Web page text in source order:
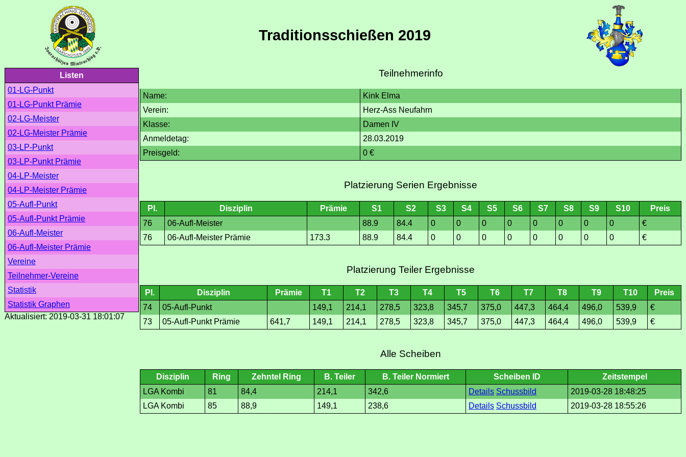
Traditionsschießen 2019
Listen
01-LG-Punkt
01-LG-Punkt Prämie
02-LG-Meister
02-LG-Meister Prämie
03-LP-Punkt
03-LP-Punkt Prämie
04-LP-Meister
04-LP-Meister Prämie
05-Aufl-Punkt
05-Aufl-Punkt Prämie
06-Aufl-Meister
06-Aufl-Meister Prämie
Vereine
Teilnehmer-Vereine
Statistik
Statistik Graphen
Aktualisiert: 2019-03-31 18:01:07
Teilnehmerinfo
Name:
Kink Elma
Verein:
Herz-Ass Neufahrn
Klasse:
Damen IV
Anmeldetag:
28.03.2019
Preisgeld:
0 €
Platzierung Serien Ergebnisse
Pl. Disziplin Prämie S1 S2 S3 S4 S5 S6 S7 S8 S9 S10
Preis
76
06-Aufl-Meister 88.9 84.4 0 0 0 0 0 0 0 0
€
76
06-Aufl-Meister Prämie 173.3 88.9 84.4 0 0 0 0 0 0 0 0 €
Platzierung Teiler Ergebnisse
Pl. Disziplin Prämie T1 T2 T3 T4 T5 T6 T7 T8 T9 T10
Preis
74
05-Aufl-Punkt 149,1 214,1 278,5 323,8 345,7 375,0 447,3 464,4 496,0 539,9
€
73
05-Aufl-Punkt Prämie 641,7 149,1 214,1 278,5 323,8 345,7 375,0 447,3 464,4 496,0 539,9 €
Alle Scheiben
Disziplin Ring Zehntel Ring B. Teiler B. Teiler Normiert Scheiben ID
Zeitstempel
LGA Kombi
81 84,4 214,1 342,6 Details Schussbild
2019-03-28 18:48:25
LGA Kombi
85 88,9 149,1 238,6 Details Schussbild 2019-03-28 18:55:26